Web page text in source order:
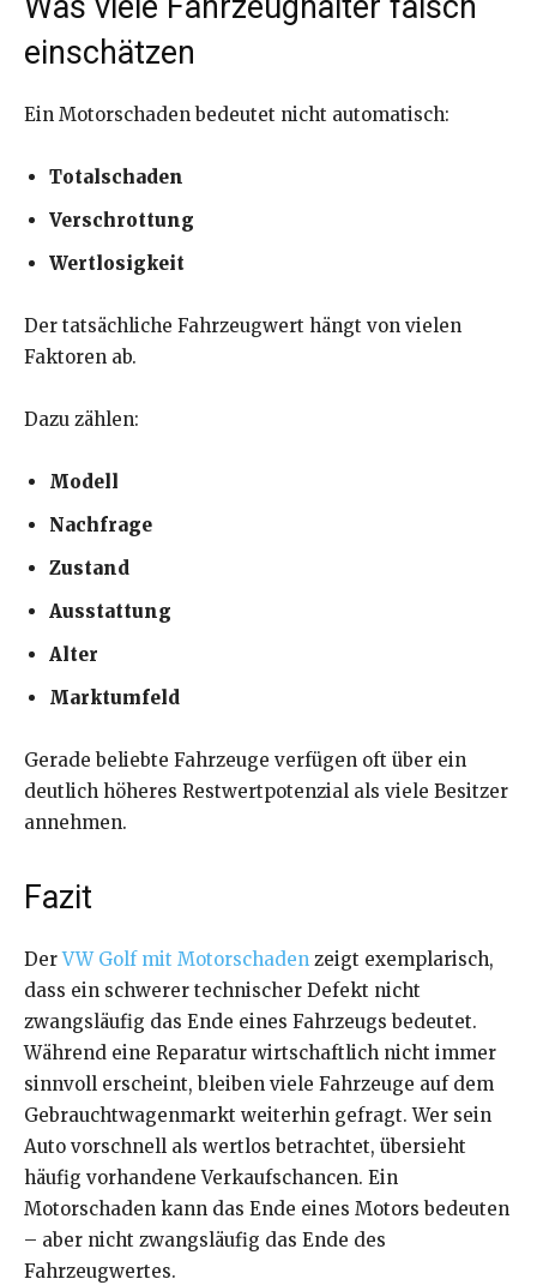
Was viele Fahrzeughalter falsch
einschätzen
Ein Motorschaden bedeutet nicht automatisch:
Totalschaden
Verschrottung
Wertlosigkeit
Der tatsächliche Fahrzeugwert hängt von vielen
Faktoren ab.
Dazu zählen:
Modell
Nachfrage
Zustand
Ausstattung
Alter
Marktumfeld
Gerade beliebte Fahrzeuge verfügen oft über ein
deutlich höheres Restwertpotenzial als viele Besitzer
annehmen.
Fazit
DerVW Golf mit Motorschaden zeigt exemplarisch,
dass ein schwerer technischer Defekt nicht
zwangsläufig das Ende eines Fahrzeugs bedeutet.
Während eine Reparatur wirtschaftlich nicht immer
sinnvoll erscheint, bleiben viele Fahrzeuge auf dem
Gebrauchtwagenmarkt weiterhin gefragt. Wer sein
Auto vorschnell als wertlos betrachtet, übersieht
häufig vorhandene Verkaufschancen. Ein
Motorschaden kann das Ende eines Motors bedeuten
– aber nicht zwangsläufig das Ende des
Fahrzeugwertes.